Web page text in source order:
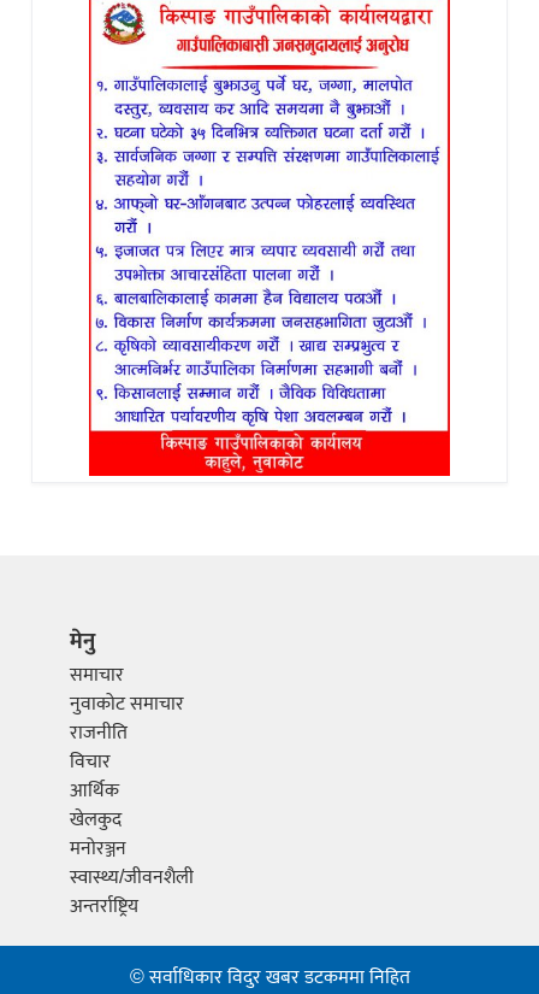
मेनु
समाचार
नुवाकोट समाचार
राजनीति
विचार
आर्थिक
खेलकुद
मनोरञ्जन
स्वास्थ्य/जीवनशैली
अन्तर्राष्ट्रिय
© सर्वाधिकार विदुर खबर डटकममा निहित